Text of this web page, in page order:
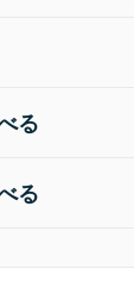
る
る